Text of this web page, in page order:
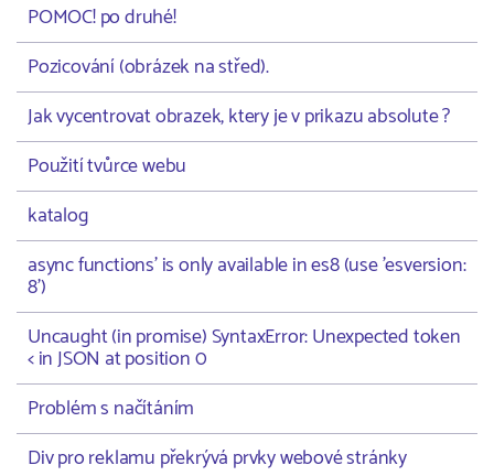
POMOC! po druhé!
Pozicování (obrázek na střed).
Jak vycentrovat obrazek, ktery je v prikazu absolute ?
Použití tvůrce webu
katalog
async functions' is only available in es8 (use 'esversion:
8')
Uncaught (in promise) SyntaxError: Unexpected token
< in JSON at position 0
Problém s načítáním
Div pro reklamu překrývá prvky webové stránky